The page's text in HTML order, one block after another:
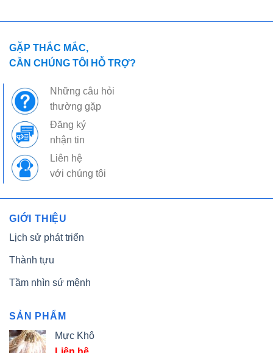
GẶP THẮC MẮC,
CẦN CHÚNG TÔI HỖ TRỢ?
Những câu hỏi
thường gặp
Đăng ký
nhận tin
Liên hệ
với chúng tôi
GIỚI THIỆU
Lịch sử phát triển
Thành tựu
Tầm nhìn sứ mệnh
SẢN PHẨM
Mực Khô